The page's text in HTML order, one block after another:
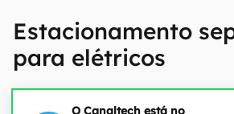
Estacionamento
para elétricos
O Canaltech está no